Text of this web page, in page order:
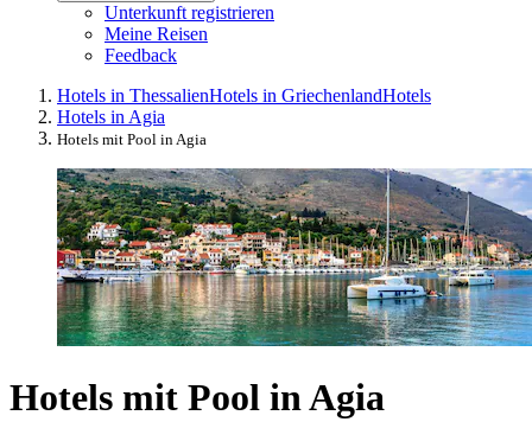
Unterkunft registrieren
Meine Reisen
Feedback
Hotels in ThessalienHotels in GriechenlandHotels
Hotels in Agia
Hotels mit Pool in Agia
Hotels mit Pool in Agia